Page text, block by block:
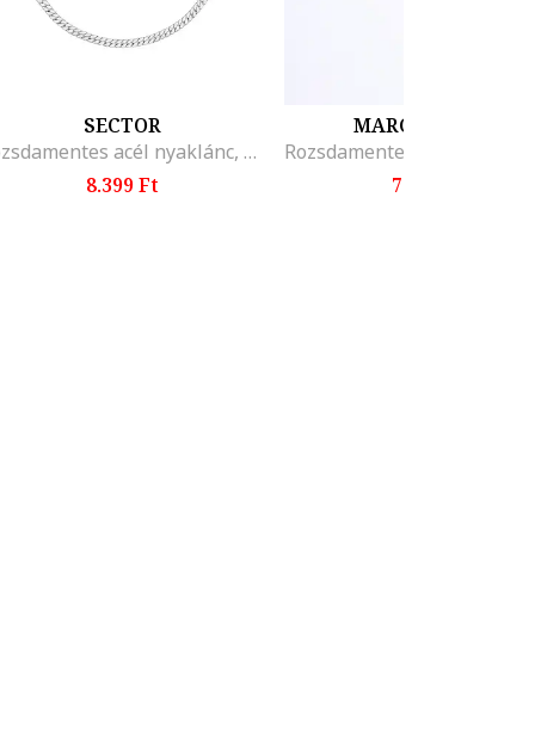
SECTOR
Rozsdamentes acél nyaklánc, Ezüstszín
8.399 Ft
MARC MALONE
7.299 Ft